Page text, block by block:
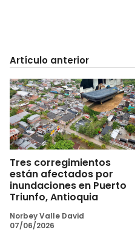
Artículo anterior
Tres corregimientos
están afectados por
inundaciones en Puerto
Triunfo, Antioquia
Norbey Valle David
07/06/2026